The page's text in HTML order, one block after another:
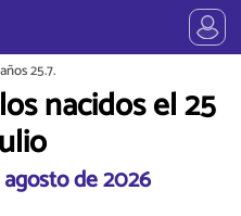
25.7.
nacidos el 25
de 2026